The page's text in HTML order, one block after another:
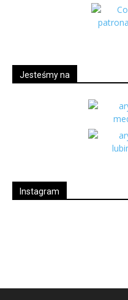
Jesteśmy na
Instagram